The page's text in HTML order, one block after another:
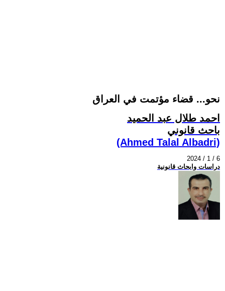
نحو... قضاء مؤتمت في العراق
احمد طلال عبد الحميد
باحث قانوني
(Ahmed Talal Albadri)
2024 / 1 / 6
دراسات وابحاث قانونية